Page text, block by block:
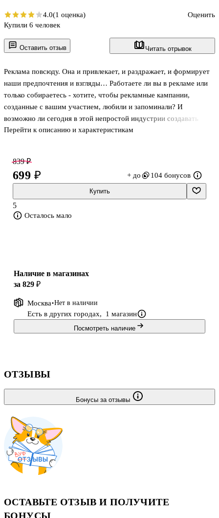
Оставить отзыв Читать отрывок
Реклама повсюду. Она и привлекает, и раздражает, и формирует
наши предпочтения и взгляды… Работаете ли вы в рекламе или
только собираетесь - хотите, чтобы рекламные кампании,
созданные с вашим участием, любили и запоминали? И
возможно ли сегодня в этой непростой индустрии создавать
шедевры? Светлана Петрова, известный специалист в области
престижнейших фестивалях мира, в своей книге рассказывает о
том, что есть реклама, которая восхищает, и что делать ее
нелегко, но как минимум интересно и полезно. На примере
хорошо знакомых всем кампаний Светлана показывает, как
организовать работу творч
Перейти к описанию и характеристикам
4.0(1 оценка)
Оценить
Купили 6 человек
839 ₽
699 ₽ + до 104 бонусов
Купить
5
Осталось мало
Наличие в магазинах
за 829 ₽
Москва Нет в наличии
Есть в других городах, 1 магазин
Посмотреть наличие
ОТЗЫВЫ
Бонусы за отзывы
ОСТАВЬТЕ ОТЗЫВ И ПОЛУЧИТЕ
БОНУСЫ